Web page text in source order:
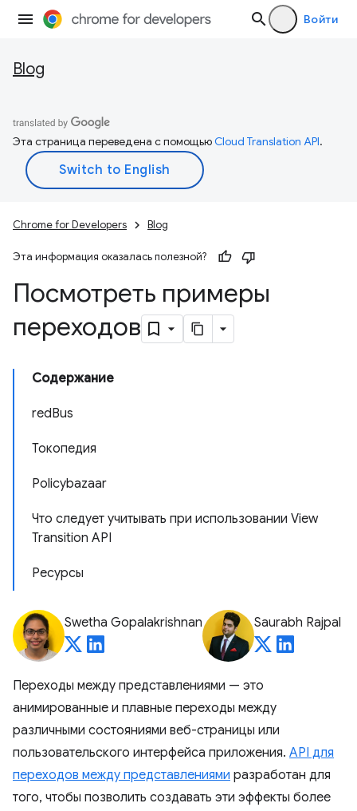
Войти
Blog
Эта страница переведена с помощьюCloud Translation API.
Chrome for Developers Blog
Эта информация оказалась полезной?
Посмотреть примеры
переходов
Содержание
redBus
Токопедия
Policybazaar
Что следует учитывать при использовании View
Transition API
Ресурсы
Swetha Gopalakrishnan Saurabh Rajpal
Переходы между представлениями — это
анимированные и плавные переходы между
различными состояниями веб-страницы или
пользовательского интерфейса приложения. API для
переходов между представлениями разработан для
того, чтобы позволить создавать эти эффекты более